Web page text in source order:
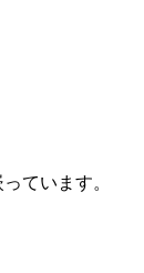
ています。